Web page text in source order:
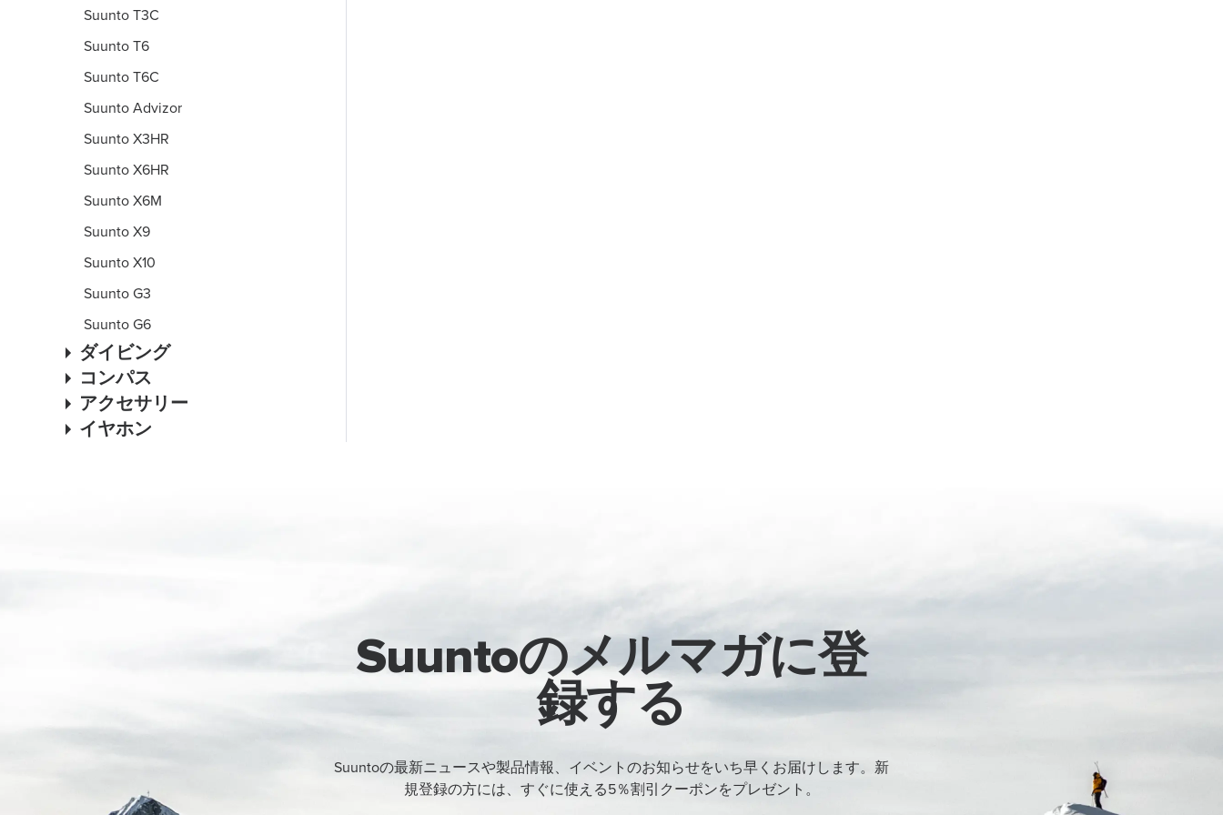
Suunto T3C
Suunto T6
Suunto T6C
Suunto Advizor
Suunto X3HR
Suunto X6HR
Suunto X6M
Suunto X9
Suunto X10
Suunto G3
Suunto G6
ダイビング
コンパス
アクセサリー
イヤホン
Suuntoのメルマガに登
録する
Suuntoの最新ニュースや製品情報、イベントのお知らせをいち早くお届けします。新
規登録の方には、すぐに使える5％割引クーポンをプレゼント。